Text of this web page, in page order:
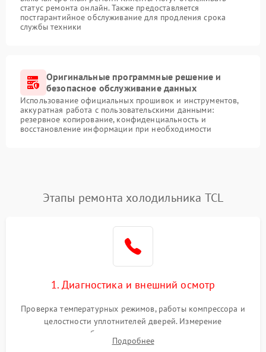
статус ремонта онлайн. Также предоставляется
постгарантийное обслуживание для продления срока
службы техники
Оригинальные программные решение и
безопасное обслуживание данных
Использование официальных прошивок и инструментов,
аккуратная работа с пользовательскими данными:
резервное копирование, конфиденциальность и
восстановление информации при необходимости
Этапы ремонта холодильника TCL
1. Диагностика и внешний осмотр
Проверка температурных режимов, работы компрессора и
целостности уплотнителей дверей. Измерение
сопротивления обмоток мотора, проверка термостата и
считывание кодов ошибок с электронного дисплея.
Подробнее